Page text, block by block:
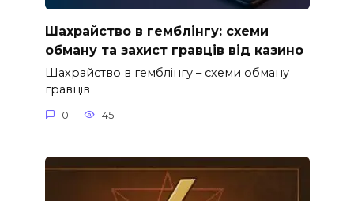
Шахрайство в гемблінгу: схеми
обману та захист гравців від казино
Шахрайство в гемблінгу – схеми обману
гравців
0 45